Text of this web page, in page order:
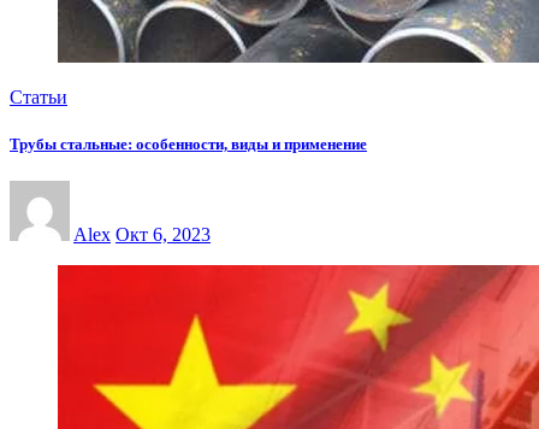
Статьи
Трубы стальные: особенности, виды и применение
Alex Окт 6, 2023